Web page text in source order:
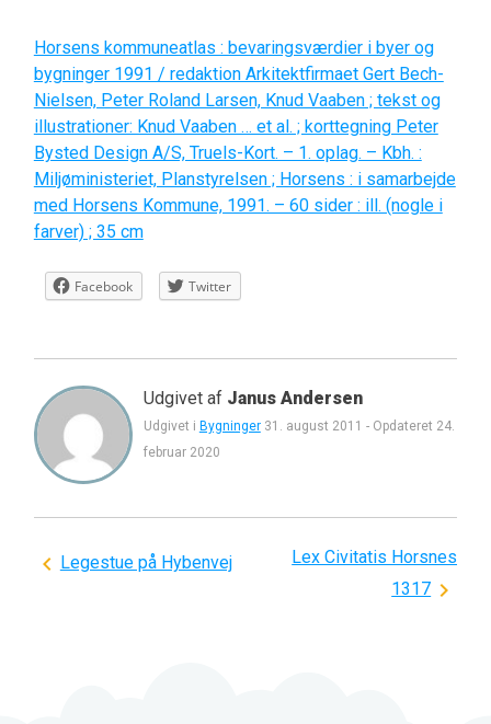
Horsens kommuneatlas : bevaringsværdier i byer og
bygninger 1991 / redaktion Arkitektfirmaet Gert Bech-
Nielsen, Peter Roland Larsen, Knud Vaaben ; tekst og
illustrationer: Knud Vaaben … et al. ; korttegning Peter
Bysted Design A/S, Truels-Kort. – 1. oplag. – Kbh. :
Miljøministeriet, Planstyrelsen ; Horsens : i samarbejde
med Horsens Kommune, 1991. – 60 sider : ill. (nogle i
farver) ; 35 cm
Facebook Twitter
Udgivet af Janus Andersen
Udgivet i Bygninger 31. august 2011 - Opdateret 24.
februar 2020
Indlægsnavigation
Legestue på Hybenvej
Lex Civitatis Horsnes
1317